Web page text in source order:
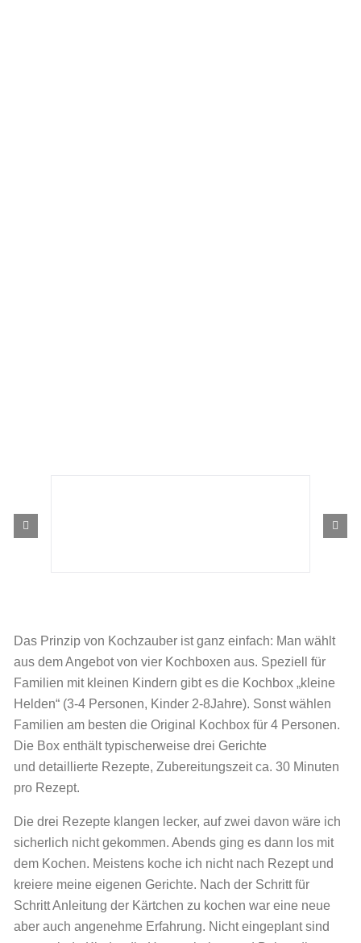
Das Prinzip von Kochzauber ist ganz einfach: Man wählt
aus dem Angebot von vier Kochboxen aus. Speziell für
Familien mit kleinen Kindern gibt es die Kochbox „kleine
Helden“ (3-4 Personen, Kinder 2-8Jahre). Sonst wählen
Familien am besten die Original Kochbox für 4 Personen.
Die Box enthält typischerweise drei Gerichte
und detaillierte Rezepte, Zubereitungszeit ca. 30 Minuten
pro Rezept.
Die drei Rezepte klangen lecker, auf zwei davon wäre ich
sicherlich nicht gekommen. Abends ging es dann los mit
dem Kochen. Meistens koche ich nicht nach Rezept und
kreiere meine eigenen Gerichte. Nach der Schritt für
Schritt Anleitung der Kärtchen zu kochen war eine neue
aber auch angenehme Erfahrung. Nicht eingeplant sind